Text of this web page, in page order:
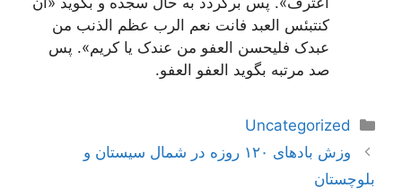
کنت‏بئس العبد فانت نعم الرب عظم الذنب من
عبدک فلیحسن العفو من عندک یا کریم». پس
صد مرتبه بگوید العفو العفو.
دسته‌ها
Uncategorized
ناوبری
نوشته‌ها
وزش باد‌های ۱۲۰ روزه در شمال سیستان و
بلوچستان